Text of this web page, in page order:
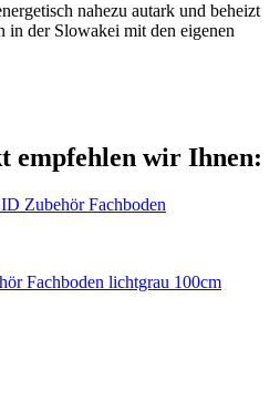
nahezu autark und beheizt
in der Slowakei mit den eigenen
empfehlen wir Ihnen:
Fachboden lichtgrau 100cm